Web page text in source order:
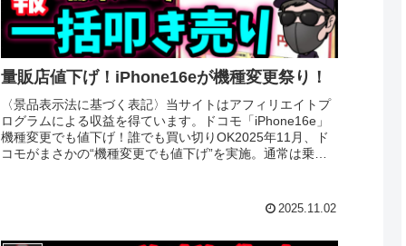
量販店値下げ！iPhone16eが機種変更祭り！
〈景品表示法に基づく表記〉当サイトはアフィリエイトプ
ログラムによる収益を得ています。ドコモ「iPhone16e」
機種変更でも値下げ！誰でも買い切りOK2025年11月、ド
コモがまさかの“機種変更でも値下げ”を実施。通常は乗り
2025.11.02